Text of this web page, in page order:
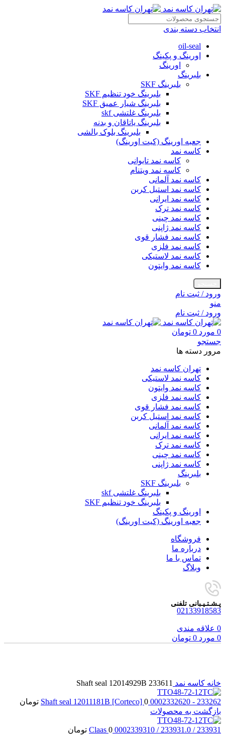
انتخاب دسته بندی
oil-seal
اورینگ و پکینگ
اورینگ
بلبرینگ
بلبرینگ SKF
بلبرینگ خود تنظیم SKF
بلبرینگ شیار عمیق SKF
بلبرینگ غلتشی skf
بلبرینگ یاتاقان و بدنه
بلبرینگ بلوک بالشی
جعبه اورینگ (کیت اورینگ)
کاسه نمد
کاسه نمد تایوانی
کاسه نمد ویتنام
کاسه نمد آلمانی
کاسه نمد استیل کربن
کاسه نمد ایرانی
کاسه نمد ترک
کاسه نمد چینی
کاسه نمد ژاپنی
کاسه نمد فشار قوی
کاسه نمد فلزی
کاسه نمد لاستیکی
کاسه نمد وایتون
ورود / ثبت نام
منو
ورود / ثبت نام
0 مورد 0 تومان
جستجو
مرور دسته ها
تهران کاسه نمد
کاسه نمد لاستیکی
کاسه نمد وایتون
کاسه نمد فلزی
کاسه نمد فشار قوی
کاسه نمد استیل کربن
کاسه نمد آلمانی
کاسه نمد ایرانی
کاسه نمد ترک
کاسه نمد چینی
کاسه نمد ژاپنی
بلبرینگ
بلبرینگ SKF
بلبرینگ غلتشی skf
بلبرینگ خود تنظیم SKF
اورینگ و پکینگ
جعبه اورینگ (کیت اورینگ)
فروشگاه
درباره ما
تماس با ما
وبلاگ
پـشـتـیـبانی تلفنی
02133918583
0 علاقه مندی
0 مورد 0 تومان
خانه کاسه نمد 233611 Shaft seal 12014929B
233262 - 0002332620 Shaft seal 12011181B [Corteco]
0
تومان
بازگشت به محصولات
233931 / 233931.0 / 0002339310 Claas
0 تومان